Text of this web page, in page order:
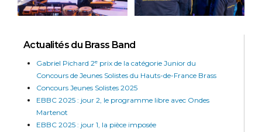
Actualités du Brass Band
Gabriel Pichard 2ᵉ prix de la catégorie Junior du
Concours de Jeunes Solistes du Hauts-de-France Brass
Concours Jeunes Solistes 2025
EBBC 2025 : jour 2, le programme libre avec Ondes
Martenot
EBBC 2025 : jour 1, la pièce imposée